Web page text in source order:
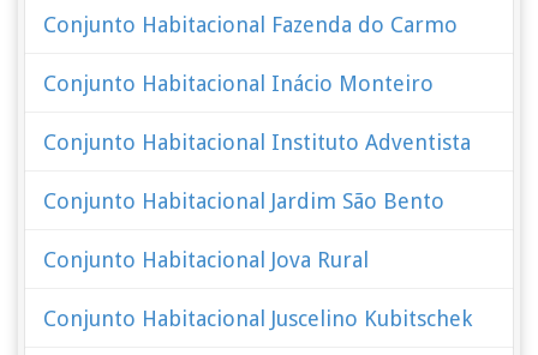
Conjunto Habitacional Fazenda do Carmo
Conjunto Habitacional Inácio Monteiro
Conjunto Habitacional Instituto Adventista
Conjunto Habitacional Jardim São Bento
Conjunto Habitacional Jova Rural
Conjunto Habitacional Juscelino Kubitschek